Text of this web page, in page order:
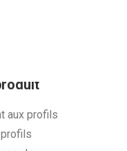
aux profils